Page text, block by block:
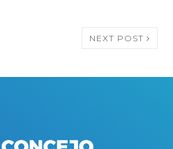
NEXT POST